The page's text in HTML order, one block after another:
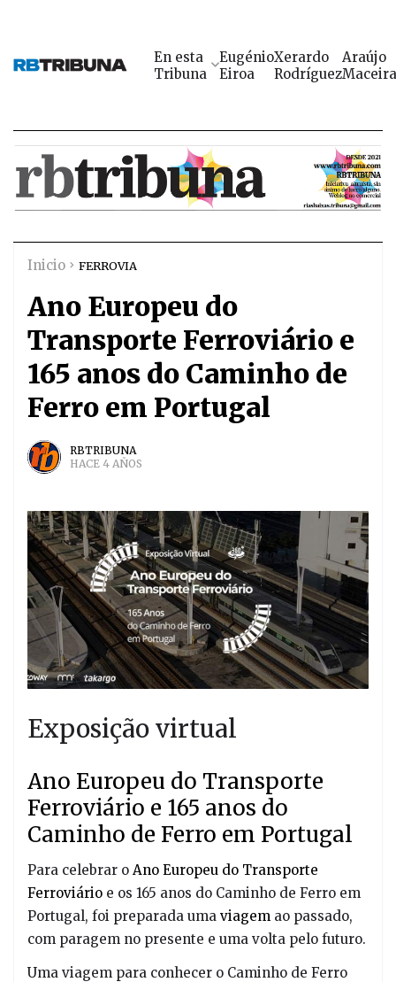
En esta
Tribuna
Eugénio
Eiroa
Xerardo
Rodríguez
Araújo
Maceira
Inicio FERROVIA
Ano Europeu do
Transporte Ferroviário e
165 anos do Caminho de
Ferro em Portugal
RBTRIBUNA
HACE 4 AÑOS
Exposição virtual
Ano Europeu do Transporte
Ferroviário e 165 anos do
Caminho de Ferro em Portugal
Para celebrar o Ano Europeu do Transporte
Ferroviário e os 165 anos do Caminho de Ferro em
Portugal, foi preparada uma viagem ao passado,
com paragem no presente e uma volta pelo futuro.
Uma viagem para conhecer o Caminho de Ferro